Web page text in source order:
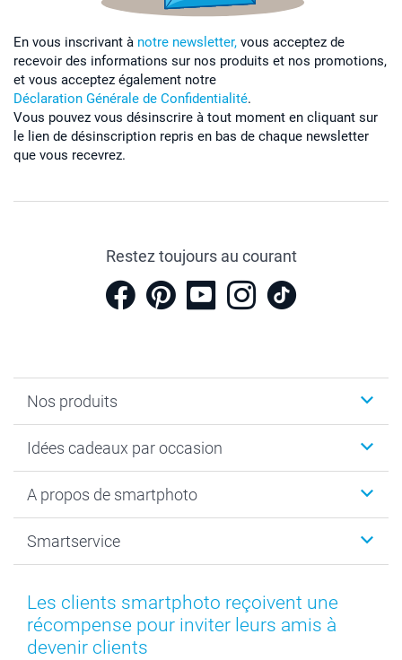
En vous inscrivant à notre newsletter, vous acceptez de
recevoir des informations sur nos produits et nos promotions,
et vous acceptez également notre
Déclaration Générale de Confidentialité.
Vous pouvez vous désinscrire à tout moment en cliquant sur
le lien de désinscription repris en bas de chaque newsletter
que vous recevrez.
Restez toujours au courant
Nos produits
Calendrier photo & Agenda photo
Tirage photo & agrandissement
Faire-part & Cartes
Coques smartphone
Stickers & Etiquettes
Cadres photo & accessoires déco
Idées cadeaux par occasion
Anniversaire
Naissance & baptême
Fête des Mères
Fête des Pères
Communion
A propos de smartphoto
Plan du site
Droit de rétraction
Plaintes
Vie privée
Smartservice
Aide
smartbonus
smartfriends
Les clients smartphoto reçoivent une
récompense pour inviter leurs amis à
devenir clients